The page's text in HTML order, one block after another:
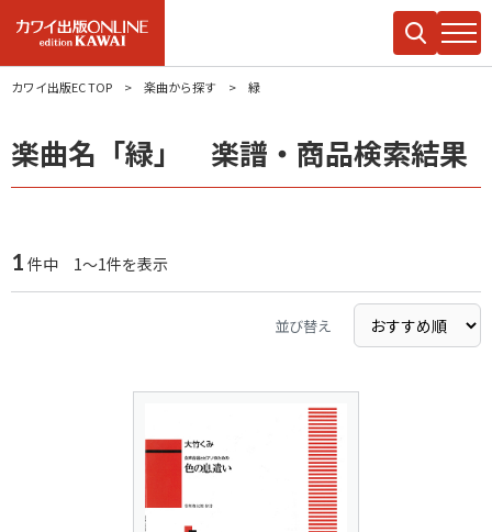
カワイ出版EC TOP 楽曲から探す 緑
楽曲名「緑」 楽譜・商品検索結果
1 件中 1～1件を表示
並び替え